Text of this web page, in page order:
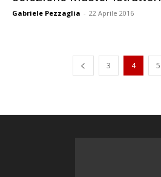
Gabriele Pezzaglia - 22 Aprile 2016
3 4 5